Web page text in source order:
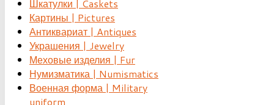
Шкатулки | Caskets
Картины | Pictures
Антиквариат | Antiques
Украшения | Jewelry
Меховые изделия | Fur
Нумизматика | Numismatics
Военная форма | Military
uniform